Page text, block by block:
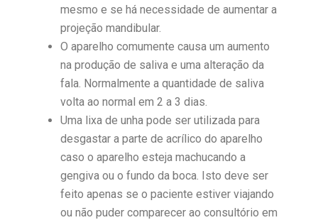
mesmo e se há necessidade de aumentar a
projeção mandibular.
O aparelho comumente causa um aumento
na produção de saliva e uma alteração da
fala. Normalmente a quantidade de saliva
volta ao normal em 2 a 3 dias.
Uma lixa de unha pode ser utilizada para
desgastar a parte de acrílico do aparelho
caso o aparelho esteja machucando a
gengiva ou o fundo da boca. Isto deve ser
feito apenas se o paciente estiver viajando
ou não puder comparecer ao consultório em